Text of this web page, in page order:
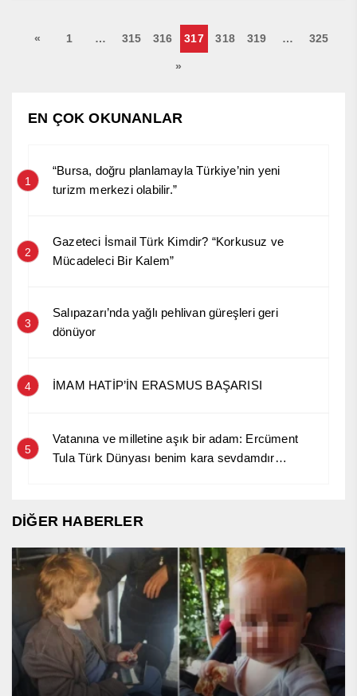
« 1 … 315 316 317 318 319 … 325
»
EN ÇOK OKUNANLAR
1
“Bursa, doğru planlamayla Türkiye’nin yeni
turizm merkezi olabilir.”
2
Gazeteci İsmail Türk Kimdir? “Korkusuz ve
Mücadeleci Bir Kalem”
3
Salıpazarı’nda yağlı pehlivan güreşleri geri
dönüyor
4 İMAM HATİP’İN ERASMUS BAŞARISI
5
Vatanına ve milletine aşık bir adam: Ercüment
Tula Türk Dünyası benim kara sevdamdır…
DİĞER HABERLER